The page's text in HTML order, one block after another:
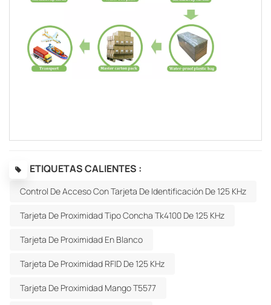
ETIQUETAS CALIENTES :
Control De Acceso Con Tarjeta De Identificación De 125 KHz
Tarjeta De Proximidad Tipo Concha Tk4100 De 125 KHz
Tarjeta De Proximidad En Blanco
Tarjeta De Proximidad RFID De 125 KHz
Tarjeta De Proximidad Mango T5577